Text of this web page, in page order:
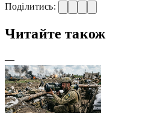
Поділитись:
Читайте також
—